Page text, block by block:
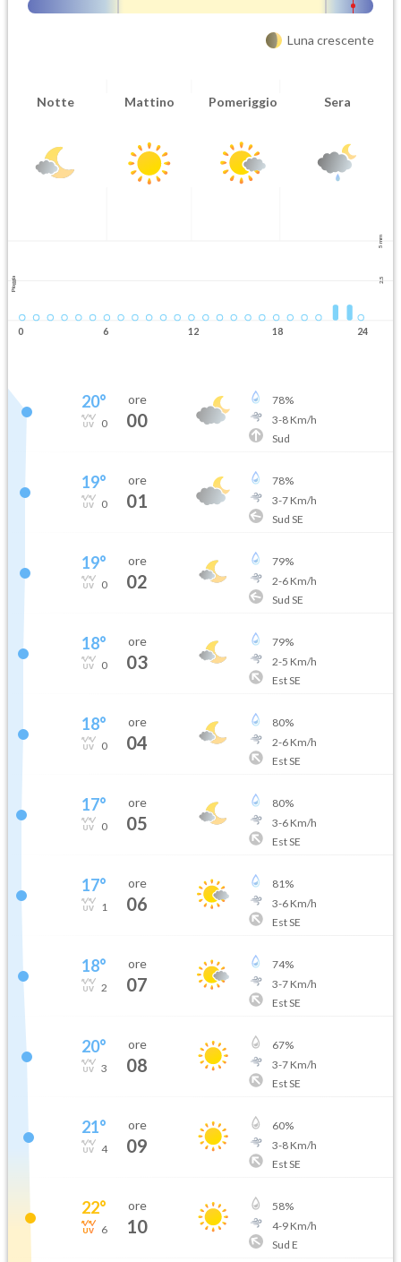
Luna crescente
Notte Mattino Pomeriggio Sera
5 mm
2.5
Pioggia
0 6 12 18 24
20°
0
ore
00
78%
3-8Km/h
Sud
19°
0
ore
01
78%
3-7Km/h
Sud SE
19°
0
ore
02
79%
2-6Km/h
Sud SE
18°
0
ore
03
79%
2-5 Km/h
Est SE
18°
0
ore
04
80%
2-6Km/h
Est SE
17°
0
ore
05
80%
3-6Km/h
Est SE
17°
1
ore
06
81%
3-6Km/h
Est SE
18°
2
ore
07
74%
3-7Km/h
Est SE
20°
3
ore
08
67%
3-7Km/h
Est SE
21°
4
ore
09
60%
3-8Km/h
Est SE
22°
6
ore
10
58%
4-9Km/h
Sud E